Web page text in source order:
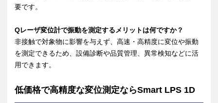
要です。
Qレーザ変位計で振動を測定するメリットは何ですか？
非接触で対象物に影響を与えず、高速・高精度に変位や振動
を測定できるため、設備診断や品質管理、異常検知などに活
用できます。
低価格で高精度な変位測定ならSmart LPS 1D